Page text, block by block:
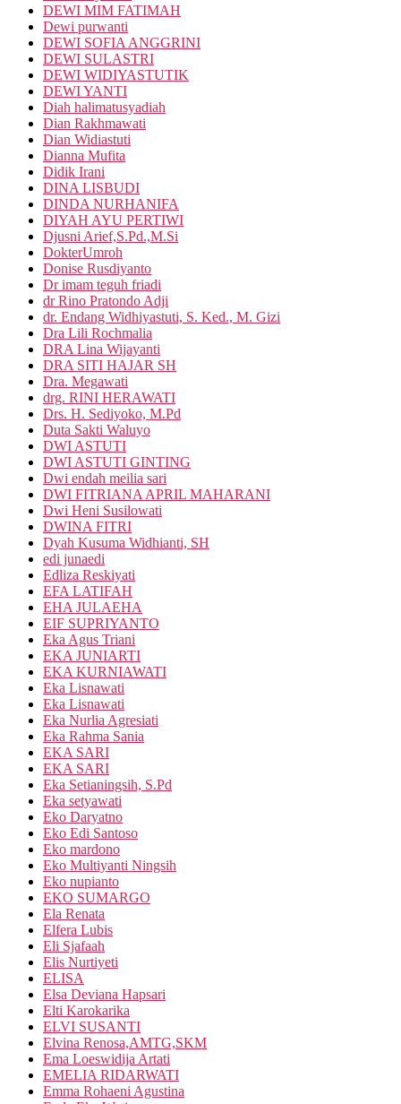
DEWI MIM FATIMAH
Dewi purwanti
DEWI SOFIA ANGGRINI
DEWI SULASTRI
DEWI WIDIYASTUTIK
DEWI YANTI
Diah halimatusyadiah
Dian Rakhmawati
Dian Widiastuti
Dianna Mufita
Didik Irani
DINA LISBUDI
DINDA NURHANIFA
DIYAH AYU PERTIWI
Djusni Arief,S.Pd.,M.Si
DokterUmroh
Donise Rusdiyanto
Dr imam teguh friadi
dr Rino Pratondo Adji
dr. Endang Widhiyastuti, S. Ked., M. Gizi
Dra Lili Rochmalia
DRA Lina Wijayanti
DRA SITI HAJAR SH
Dra. Megawati
drg. RINI HERAWATI
Drs. H. Sediyoko, M.Pd
Duta Sakti Waluyo
DWI ASTUTI
DWI ASTUTI GINTING
Dwi endah meilia sari
DWI FITRIANA APRIL MAHARANI
Dwi Heni Susilowati
DWINA FITRI
Dyah Kusuma Widhianti, SH
edi junaedi
Edliza Reskiyati
EFA LATIFAH
EHA JULAEHA
EIF SUPRIYANTO
Eka Agus Triani
EKA JUNIARTI
EKA KURNIAWATI
Eka Lisnawati
Eka Lisnawati
Eka Nurlia Agresiati
Eka Rahma Sania
EKA SARI
EKA SARI
Eka Setianingsih, S.Pd
Eka setyawati
Eko Daryatno
Eko Edi Santoso
Eko mardono
Eko Multiyanti Ningsih
Eko nupianto
EKO SUMARGO
Ela Renata
Elfera Lubis
Eli Sjafaah
Elis Nurtiyeti
ELISA
Elsa Deviana Hapsari
Elti Karokarika
ELVI SUSANTI
Elvina Renosa,AMTG,SKM
Ema Loeswidija Artati
EMELIA RIDARWATI
Emma Rohaeni Agustina